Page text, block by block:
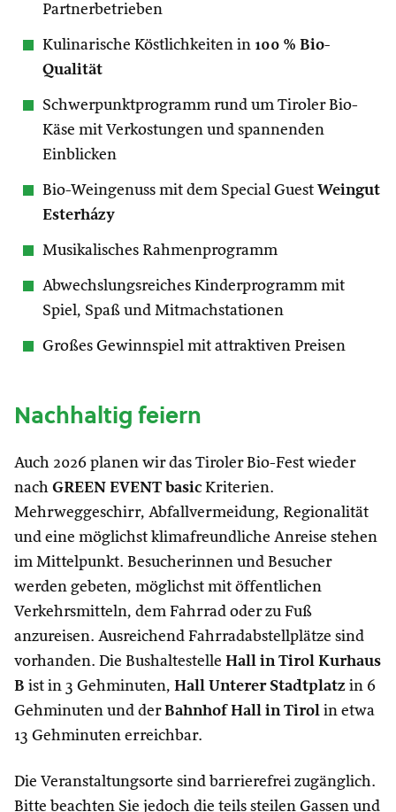
Partnerbetrieben
Kulinarische Köstlichkeiten in 100 % Bio-
Qualität
Schwerpunktprogramm rund um Tiroler Bio-
Käse mit Verkostungen und spannenden
Einblicken
Bio-Weingenuss mit dem Special Guest Weingut
Esterházy
Musikalisches Rahmenprogramm
Abwechslungsreiches Kinderprogramm mit
Spiel, Spaß und Mitmachstationen
Großes Gewinnspiel mit attraktiven Preisen
Nachhaltig feiern
Auch 2026 planen wir das Tiroler Bio-Fest wieder
nach GREEN EVENT basicKriterien.
Mehrweggeschirr, Abfallvermeidung, Regionalität
und eine möglichst klimafreundliche Anreise stehen
im Mittelpunkt. Besucherinnen und Besucher
werden gebeten, möglichst mit öffentlichen
Verkehrsmitteln, dem Fahrrad oder zu Fuß
anzureisen. Ausreichend Fahrradabstellplätze sind
vorhanden. Die Bushaltestelle Hall in Tirol Kurhaus
B ist in 3 Gehminuten, Hall Unterer Stadtplatz in 6
Gehminuten und derBahnhof Hall in Tirol in etwa
13 Gehminuten erreichbar.
Die Veranstaltungsorte sind barrierefrei zugänglich.
Bitte beachten Sie jedoch die teils steilen Gassen und